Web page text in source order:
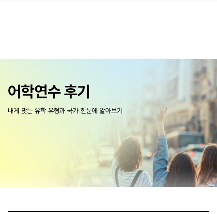
어학연수 후기
내게 맞는 유학 유형과 국가 한눈에 알아보기